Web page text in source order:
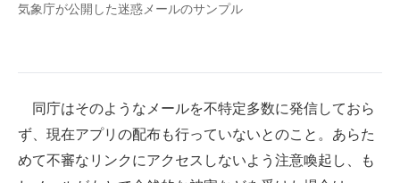
電子設計の基本と応用
気象庁が公開した迷惑メールのサンプル
同庁はそのようなメールを不特定多数に発信しておら
ず、現在アプリの配布も行っていないとのこと。あらた
めて不審なリンクにアクセスしないよう注意喚起し、も